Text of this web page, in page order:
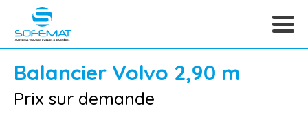
Balancier Volvo 2,90 m
Prix sur demande